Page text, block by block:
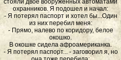
стояли двое вооруженных автоматами
охранников. Я подошел и начал:
- Я потерял паспорт и хотел бы...Один
из них перебил меня:
- Прямо, налево по коридору, белое
окошко.
В окошке сидела афроамериканка.
- Я потерял паспорт... - заговорил я, но